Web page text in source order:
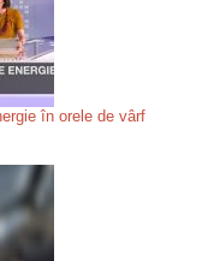
în orele de vârf